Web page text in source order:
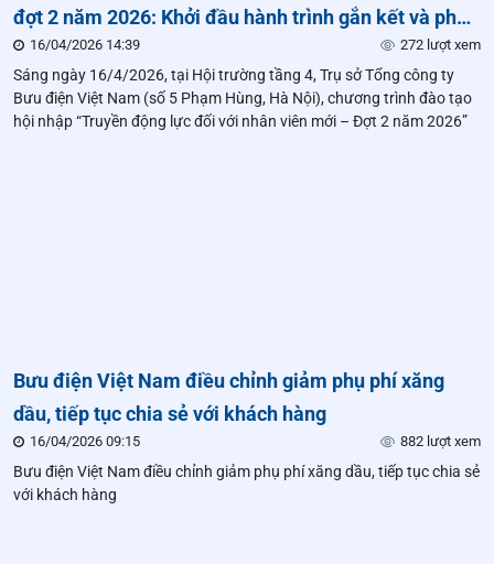
đợt 2 năm 2026: Khởi đầu hành trình gắn kết và phát
triển tại Bưu điện Việt Nam
16/04/2026 14:39 272 lượt xem
Sáng ngày 16/4/2026, tại Hội trường tầng 4, Trụ sở Tổng công ty
Bưu điện Việt Nam (số 5 Phạm Hùng, Hà Nội), chương trình đào tạo
hội nhập “Truyền động lực đối với nhân viên mới – Đợt 2 năm 2026”
Bưu điện Việt Nam điều chỉnh giảm phụ phí xăng
dầu, tiếp tục chia sẻ với khách hàng
16/04/2026 09:15 882 lượt xem
Bưu điện Việt Nam điều chỉnh giảm phụ phí xăng dầu, tiếp tục chia sẻ
với khách hàng